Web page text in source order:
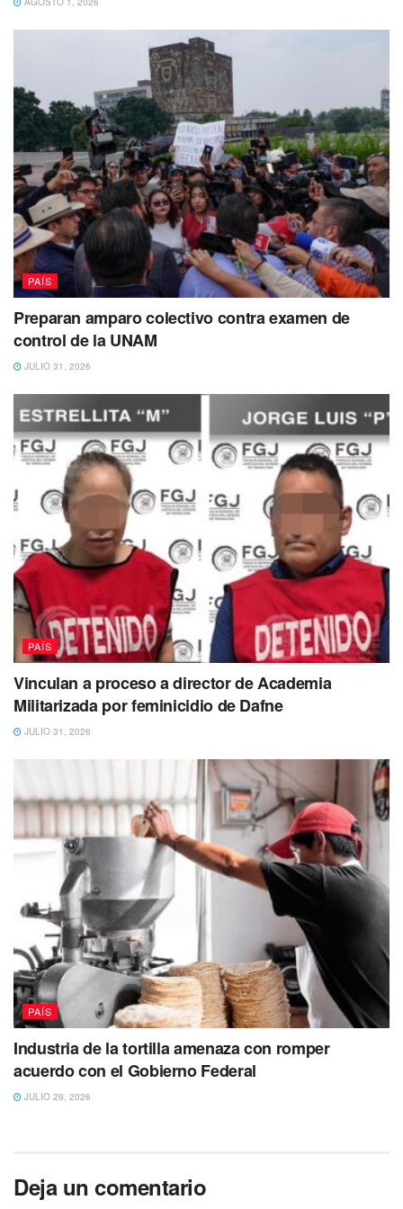
pic.twitter.com/sfFJPGV9qt
— playaaldia (@playaaldia)
El mismo informe continúa señalando que unaproximado
de 2.1 millones murieron entre las edades de 5 y 24
años en el mundo.
Lo cierto es que esta pequeña, ya no volverá a su casa y
un asesino está suelto y los otros pequeños y pequeñas
de su comunidad están en peligro.
PAÍS
Preparan amparo colectivo contra examen de
control de la UNAM
JULIO 31, 2026
PAÍS
Vinculan a proceso a director de Academia
Militarizada por feminicidio de Dafne
JULIO 31, 2026
PAÍS
Industria de la tortilla amenaza con romper
acuerdo con el Gobierno Federal
JULIO 29, 2026
Deja un comentario